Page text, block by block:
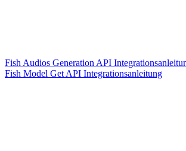
Fish Audios Generation API
Fish Model Get API Integrationsanleitung